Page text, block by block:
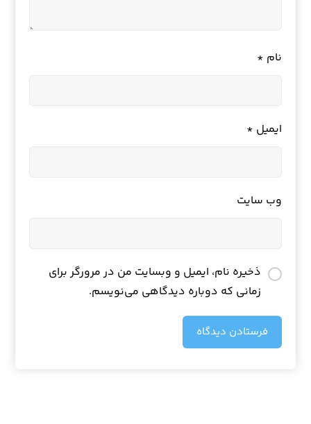
نام *
ایمیل *
وب‌ سایت
ذخیره نام، ایمیل و وبسایت من در مرورگر برای
زمانی که دوباره دیدگاهی می‌نویسم.
فرستادن دیدگاه